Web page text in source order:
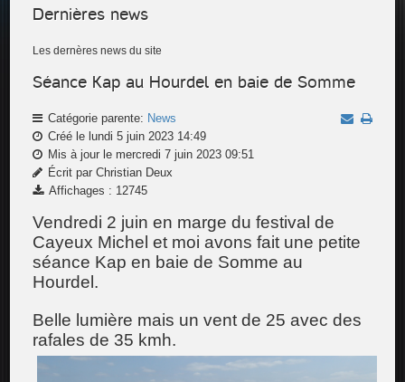
Dernières news
Les dernères news du site
Séance Kap au Hourdel en baie de Somme
Catégorie parente: News
Créé le lundi 5 juin 2023 14:49
Mis à jour le mercredi 7 juin 2023 09:51
Écrit par Christian Deux
Affichages : 12745
Vendredi 2 juin en marge du festival de
Cayeux Michel et moi avons fait une petite
séance Kap en baie de Somme au
Hourdel.
Belle lumière mais un vent de 25 avec des
rafales de 35 kmh.